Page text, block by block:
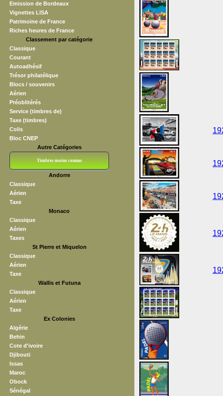
Emission de Bordeaux
Vignettes LISA
Patrimoine de France
Riches heures de France
Classement par catégorie
Classique
Courant
Autoadhésif
Trésor philatélique
Blocs / souvenirs
Aérien
Préoblitérés
Service (timbres de)
Taxe (timbres)
Colis
Bloc CNEP
Autre Catégories
Timbres moins connus
Andorre
Classique
Aérien
Taxe
Monaco
Classique
Aérien
Taxes
St Pierre et Miquelon
Classique
Aérien
Taxe
Wallis et Futuna
Classique
Aérien
Taxe
Ex Colonies
Algérie
Behin
Cote d'ivoire
Djibouti
Issas
Maroc
Obock
Sénégal